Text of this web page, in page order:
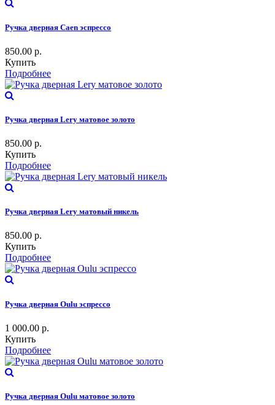
Ручка дверная Caen эспрессо
850.00 р.
Купить
Подробнее
Ручка дверная Lery матовое золото
850.00 р.
Купить
Подробнее
Ручка дверная Lery матовый никель
850.00 р.
Купить
Подробнее
Ручка дверная Oulu эспрессо
1 000.00 р.
Купить
Подробнее
Ручка дверная Oulu матовое золото